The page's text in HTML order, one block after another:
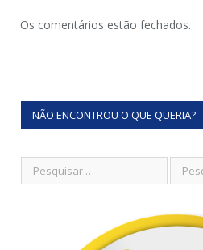
Os comentários estão fechados.
NÃO ENCONTROU O QUE QUERIA?